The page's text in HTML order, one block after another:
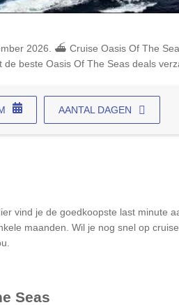
2026. ⛴ Cruise Oasis Of The
de beste Oasis Of The Seas deals
AANTAL DAGEN
vind je de goedkoopste last minute
maanden. Wil je nog snel op
Seas